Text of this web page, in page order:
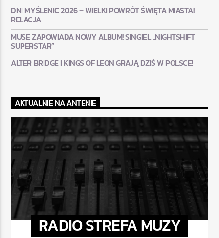
DNI MYŚLENIC 2026 – WIELKI POWRÓT ŚWIĘTA MIASTA!
RELACJA
MUSE ZAPOWIADA NOWY ALBUM! SINGIEL „NIGHTSHIFT
SUPERSTAR”
ALTER BRIDGE I KINGS OF LEON GRAJĄ DZIŚ W POLSCE!
AKTUALNIE NA ANTENIE
RADIO STREFA MUZY